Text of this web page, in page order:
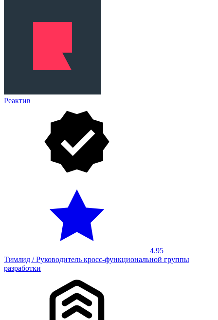
Реактив
4.95
Тимлид / Руководитель кросс-функциональной группы
разработки